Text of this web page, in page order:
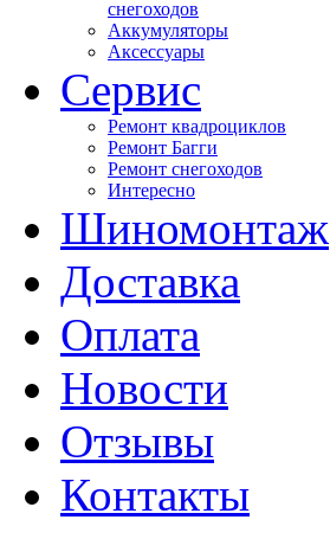
снегоходов
Аккумуляторы
Аксессуары
Сервис
Ремонт квадроциклов
Ремонт Багги
Ремонт снегоходов
Интересно
Шиномонтаж
Доставка
Оплата
Новости
Отзывы
Контакты